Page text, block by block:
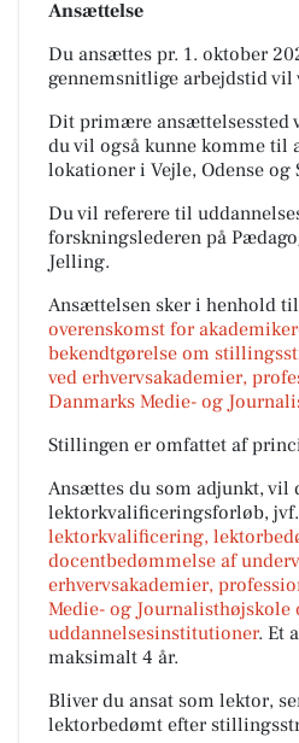
Ansættelse
Du ansættes pr. 1. oktober
gennemsnitlige arbejdstid vil
Dit primære ansættelsessted
du vil også kunne komme til
lokationer i Vejle, Odense og
Du vil referere til
forskningslederen på
Jelling.
Ansættelsen sker i henhold til
overenskomst for
bekendtgørelse om
ved erhvervsakademier,
Danmarks Medie- og
Stillingen er omfattet af
Ansættes du som adjunkt, vil
lektorkvalificeringsforløb, jvf.
lektorkvalificering,
docentbedømmelse af
erhvervsakademier,
Medie- og Journalisthøjskole
uddannelsesinstitutioner. Et
maksimalt 4 år.
Bliver du ansat som lektor,
lektorbedømt efter